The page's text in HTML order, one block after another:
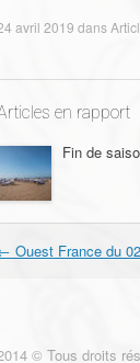
avril 2019 dans
en rapport
Fin de
dans les
Ouest France du
© Tous droits